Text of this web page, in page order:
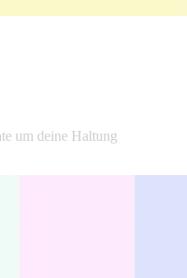
um deine Haltung